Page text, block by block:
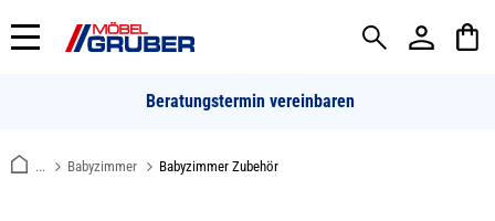
springen
Beratungstermin vereinbaren
... Babyzimmer Babyzimmer Zubehör